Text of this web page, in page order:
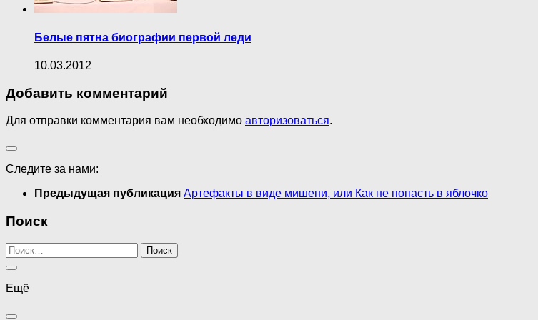
Белые пятна биографии первой леди
10.03.2012
Добавить комментарий
Для отправки комментария вам необходимо авторизоваться.
Следите за нами:
Предыдущая публикация Артефакты в виде мишени, или Как не попасть в яблочко
Поиск
Найти:
Ещё